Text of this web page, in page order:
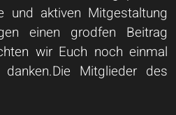
und aktiven Mitgestaltung
einen grodfen Beitrag
wir Euch noch einmal
Mitglieder des